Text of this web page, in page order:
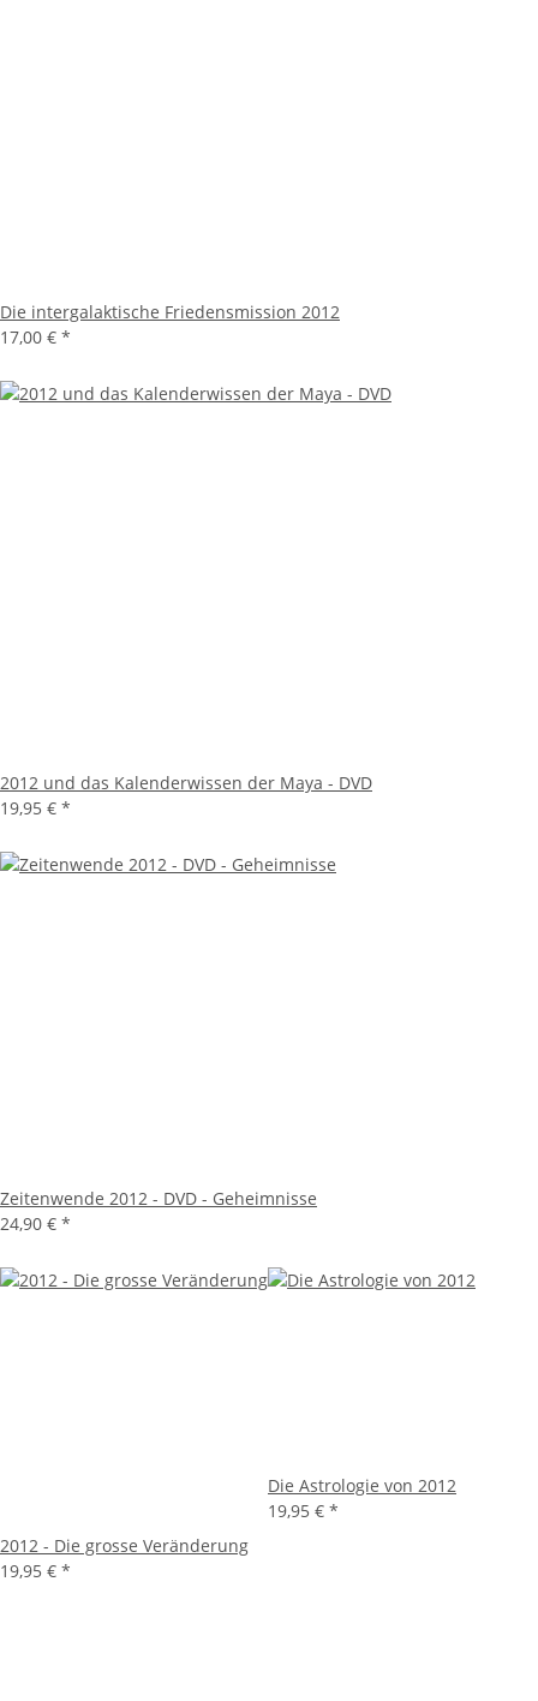
Die intergalaktische Friedensmission 2012
17,00 € *
2012 und das Kalenderwissen der Maya - DVD
19,95 € *
Zeitenwende 2012 - DVD - Geheimnisse
24,90 € *
2012 - Die grosse Veränderung
19,95 € *
Die Astrologie von 2012
19,95 € *